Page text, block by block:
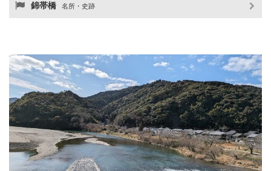
錦帯橋 名所・史跡